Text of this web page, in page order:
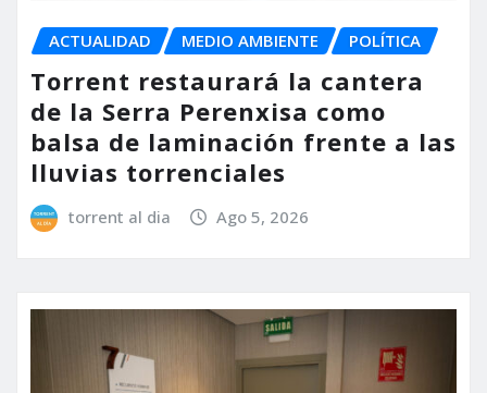
ACTUALIDAD MEDIO AMBIENTE POLÍTICA
Torrent restaurará la cantera
de la Serra Perenxisa como
balsa de laminación frente a las
lluvias torrenciales
torrent al dia Ago 5, 2026